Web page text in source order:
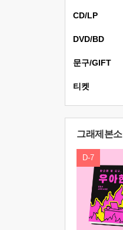
CD/LP
DVD/BD
문구/GIFT
티켓
그래제본소
D-7